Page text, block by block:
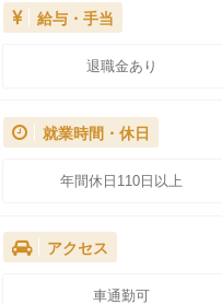
給与・手当
退職金あり
就業時間・休日
年間休日110日以上
アクセス
車通勤可